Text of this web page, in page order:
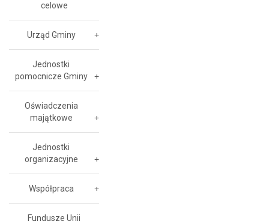
celowe
Urząd Gminy
Jednostki
pomocnicze Gminy
Oświadczenia
majątkowe
Jednostki
organizacyjne
Współpraca
Fundusze Unii